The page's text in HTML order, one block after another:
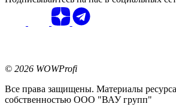
© 2026 WOWProfi
Все права защищены. Материалы
собственностью ООО "ВАУ групп"